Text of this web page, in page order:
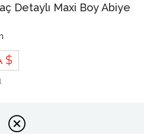
Detaylı Maxi Boy Abiye
$